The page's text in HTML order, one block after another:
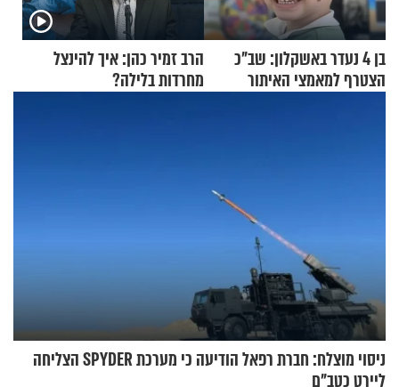
בן 4 נעדר באשקלון: שב"כ
הצטרף למאמצי האיתור
הרב זמיר כהן: איך להינצל
מחרדות בלילה?
ניסוי מוצלח: חברת רפאל הודיעה כי מערכת SPYDER הצליחה
ליירט כטב"ם